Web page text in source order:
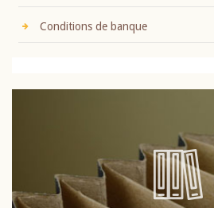
Conditions de banque